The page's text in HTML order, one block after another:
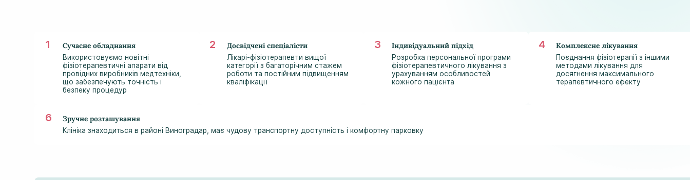
Сучасне обладнання
Використовуємо новітні
фізіотерапевтичні апарати від
провідних виробників медтехніки,
що забезпечують точність і
безпеку процедур
Досвідчені спеціалісти
Лікарі-фізіотерапевти вищої
категорії з багаторічним стажем
роботи та постійним підвищенням
кваліфікації
Індивідуальний підхід
Розробка персональної програми
фізіотерапевтичного лікування з
урахуванням особливостей
кожного пацієнта
Комплексне лікування
Поєднання фізіотерапії з іншими
методами лікування для
досягнення максимального
терапевтичного ефекту
Зручне розташування
Клініка знаходиться в районі Виноградар, має чудову транспортну доступність і комфортну парковку